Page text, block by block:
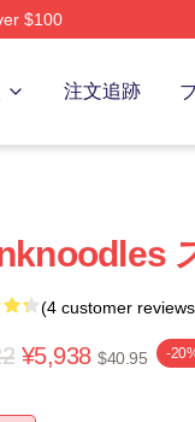
$100
注文追跡
(4 customer
¥5,938 $40.95 -